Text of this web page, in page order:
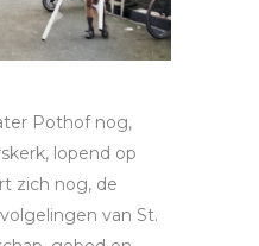
Pothof nog,
lopend op
zich nog, de
van St.